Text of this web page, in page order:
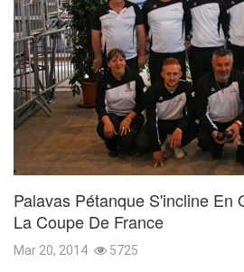
Palavas Pétanque S'incline En
La Coupe De France
Mar 20, 2014 5725